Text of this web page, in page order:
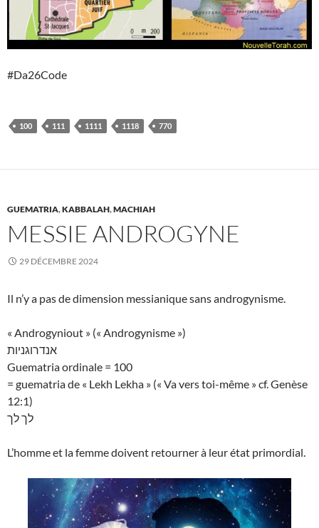
#Da26Code
100 111 1111 1118 770
GUEMATRIA,KABBALAH,MACHIAH
MESSIE ANDROGYNE
29 DÉCEMBRE 2024
Il n’y a pas de dimension messianique sans androgynisme.
« Androgyniout » (« Androgynisme »)
אנדרוגניות
Guematria ordinale = 100
= guematria de « Lekh Lekha » (« Va vers toi-même » cf. Genèse
12:1)
לך לך
L’homme et la femme doivent retourner à leur état primordial.